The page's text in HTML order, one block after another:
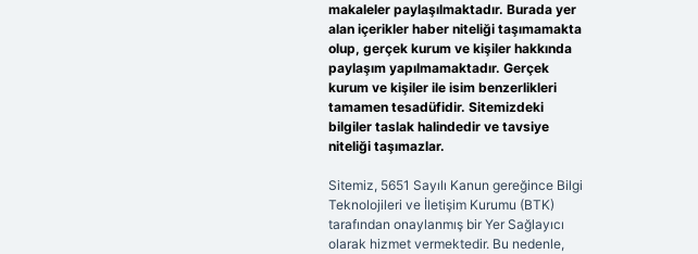
makaleler paylaşılmaktadır. Burada yer
alan içerikler haber niteliği taşımamakta
olup, gerçek kurum ve kişiler hakkında
paylaşım yapılmamaktadır. Gerçek
kurum ve kişiler ile isim benzerlikleri
tamamen tesadüfidir. Sitemizdeki
bilgiler taslak halindedir ve tavsiye
niteliği taşımazlar.
Sitemiz, 5651 Sayılı Kanun gereğince Bilgi
Teknolojileri ve İletişim Kurumu (BTK)
tarafından onaylanmış bir Yer Sağlayıcı
olarak hizmet vermektedir. Bu nedenle,